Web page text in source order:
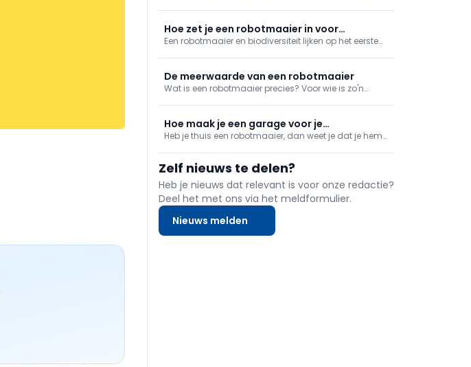
onderhoud, en zelfs alternatieven voor wie het zichzelf
makkelijker wil maken.
Hoe zet je een robotmaaier in voor
biodiversiteit in je tuin?
Een robotmaaier en biodiversiteit lijken op het eerste
slim ingerichte tuin met een robotmaaier net een
verrassende meerwaarde kan bieden voor bloemen,
bestuivers en andere nuttige insecten.
De meerwaarde van een robotmaaier
Wat is een robotmaaier precies? Voor wie is zo'n
bepalen?
Hoe maak je een garage voor je
robotmaaier?
Heb je thuis een robotmaaier, dan weet je dat je hem
winter slaapt zo'n robotmaaier het best binnen. Je
kan ook een garage maken voor je robotvriend.
Zelf nieuws te delen?
Heb je nieuws dat relevant is voor onze redactie?
Deel het met ons via het meldformulier.
Nieuws melden